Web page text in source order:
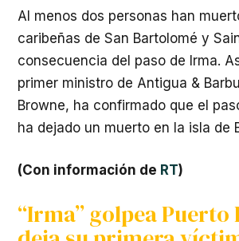
Al menos dos personas han
caribeñas de San Bartolomé y
consecuencia del paso de Irma.
primer ministro de Antigua &
Browne, ha confirmado que el
ha dejado un muerto en la isla de
(Con información de RT)
“Irma” golpea Puerto